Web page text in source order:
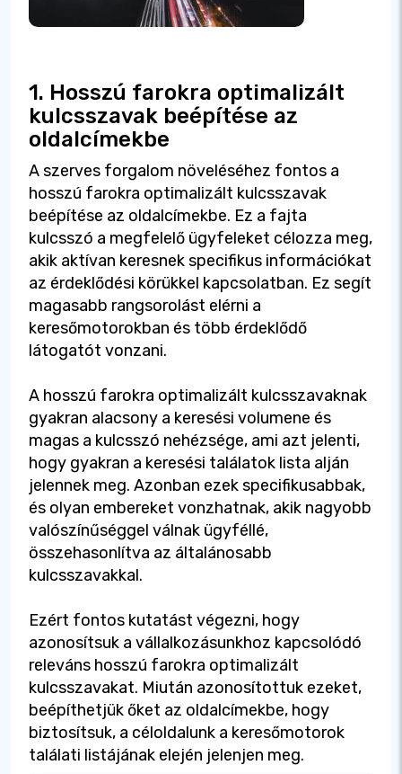
1. Hosszú farokra optimalizált
kulcsszavak beépítése az
oldalcímekbe
A szerves forgalom növeléséhez fontos a
hosszú farokra optimalizált kulcsszavak
beépítése az oldalcímekbe. Ez a fajta
kulcsszó a megfelelő ügyfeleket célozza meg,
akik aktívan keresnek specifikus információkat
az érdeklődési körükkel kapcsolatban. Ez segít
magasabb rangsorolást elérni a
keresőmotorokban és több érdeklődő
látogatót vonzani.
A hosszú farokra optimalizált kulcsszavaknak
gyakran alacsony a keresési volumene és
magas a kulcsszó nehézsége, ami azt jelenti,
hogy gyakran a keresési találatok lista alján
jelennek meg. Azonban ezek specifikusabbak,
és olyan embereket vonzhatnak, akik nagyobb
valószínűséggel válnak ügyféllé,
összehasonlítva az általánosabb
kulcsszavakkal.
Ezért fontos kutatást végezni, hogy
azonosítsuk a vállalkozásunkhoz kapcsolódó
releváns hosszú farokra optimalizált
kulcsszavakat. Miután azonosítottuk ezeket,
beépíthetjük őket az oldalcímekbe, hogy
biztosítsuk, a céloldalunk a keresőmotorok
találati listájának elején jelenjen meg.